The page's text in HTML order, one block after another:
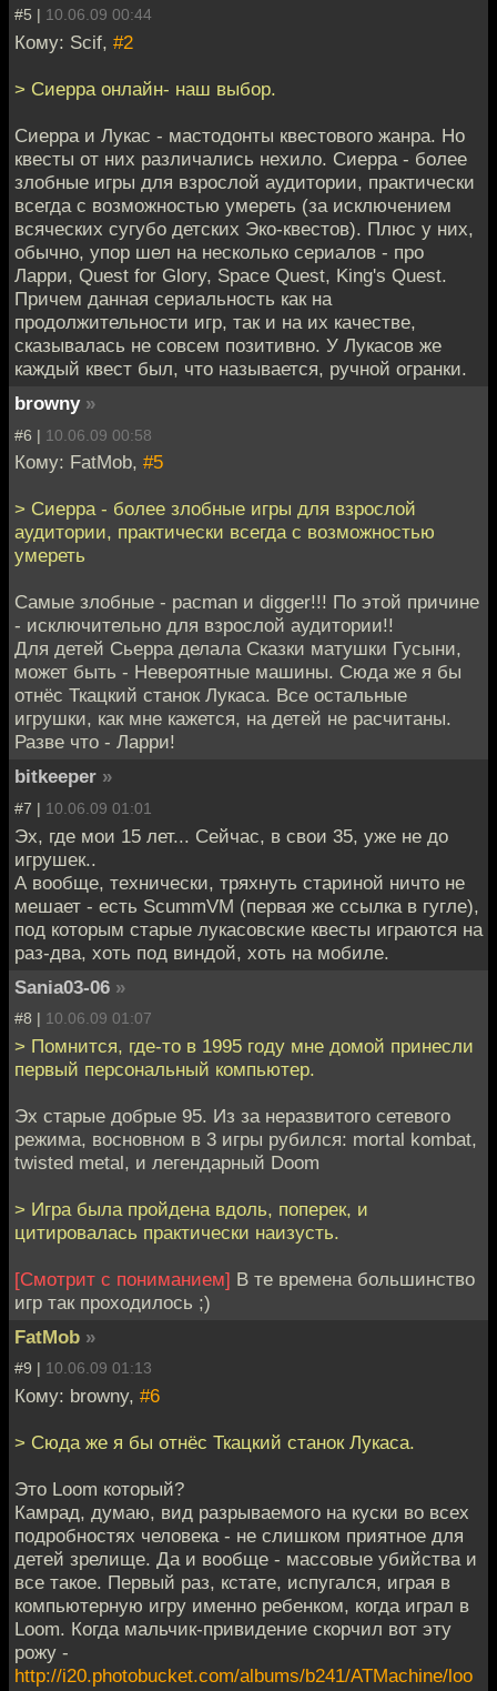
#5 | 10.06.09 00:44
Кому: Scif, #2
> Сиерра онлайн- наш выбор.
Сиерра и Лукас - мастодонты квестового жанра. Но
квесты от них различались нехило. Сиерра - более
злобные игры для взрослой аудитории, практически
всегда с возможностью умереть (за исключением
всяческих сугубо детских Эко-квестов). Плюс у них,
обычно, упор шел на несколько сериалов - про
Ларри, Quest for Glory, Space Quest, King's Quest.
Причем данная сериальность как на
продолжительности игр, так и на их качестве,
сказывалась не совсем позитивно. У Лукасов же
каждый квест был, что называется, ручной огранки.
browny »
#6 | 10.06.09 00:58
Кому: FatMob, #5
> Сиерра - более злобные игры для взрослой
аудитории, практически всегда с возможностью
умереть
Самые злобные - pacman и digger!!! По этой причине
- исключительно для взрослой аудитории!!
Для детей Сьерра делала Сказки матушки Гусыни,
может быть - Невероятные машины. Сюда же я бы
отнёс Ткацкий станок Лукаса. Все остальные
игрушки, как мне кажется, на детей не расчитаны.
Разве что - Ларри!
bitkeeper »
#7 | 10.06.09 01:01
Эх, где мои 15 лет... Сейчас, в свои 35, уже не до
игрушек..
А вообще, технически, тряхнуть стариной ничто не
мешает - есть ScummVM (первая же ссылка в гугле),
под которым старые лукасовские квесты играются на
раз-два, хоть под виндой, хоть на мобиле.
Sania03-06 »
#8 | 10.06.09 01:07
> Помнится, где-то в 1995 году мне домой принесли
первый персональный компьютер.
Эх старые добрые 95. Из за неразвитого сетевого
режима, восновном в 3 игры рубился: mortal kombat,
twisted metal, и легендарный Doom
> Игра была пройдена вдоль, поперек, и
цитировалась практически наизусть.
[Смотрит с пониманием] В те времена большинство
игр так проходилось ;)
FatMob »
#9 | 10.06.09 01:13
Кому: browny, #6
> Сюда же я бы отнёс Ткацкий станок Лукаса.
Это Loom который?
Камрад, думаю, вид разрываемого на куски во всех
подробностях человека - не слишком приятное для
детей зрелище. Да и вообще - массовые убийства и
все такое. Первый раз, кстате, испугался, играя в
компьютерную игру именно ребенком, когда играл в
Loom. Когда мальчик-привидение скорчил вот эту
рожу -
http://i20.photobucket.com/albums/b241/ATMachine/loo